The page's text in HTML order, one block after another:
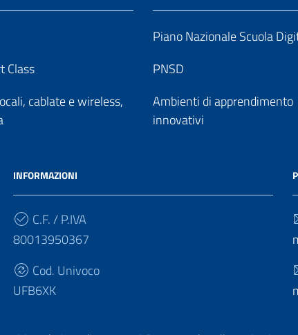
Class
cablate e wireless,
Piano Nazionale Scuola
PNSD
Ambienti di apprendimento
innovativi
INFORMAZIONI
C.F. / P.IVA
80013950367
Cod. Univoco
UFB6XK